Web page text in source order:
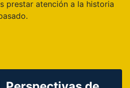
prestar atención a la historia